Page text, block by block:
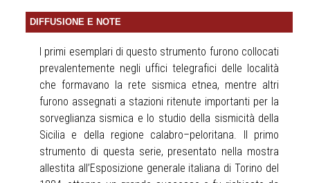
DIFFUSIONE E NOTE
I primi esemplari di questo strumento furono collocati
prevalentemente negli uffici telegrafici delle località
che formavano la rete sismica etnea, mentre altri
furono assegnati a stazioni ritenute importanti per la
sorveglianza sismica e lo studio della sismicità della
Sicilia e della regione calabro–peloritana. Il primo
strumento di questa serie, presentato nella mostra
allestita all’Esposizione generale italiana di Torino del